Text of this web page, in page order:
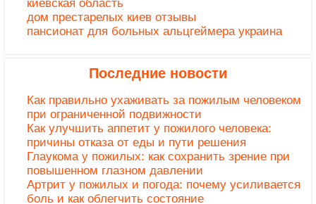
киевская область
дом престарелых киев отзывы
пансионат для больных альцгеймера украина
Последние новости
Как правильно ухаживать за пожилым человеком
при ограниченной подвижности
Как улучшить аппетит у пожилого человека:
причины отказа от еды и пути решения
Глаукома у пожилых: как сохранить зрение при
повышенном глазном давлении
Артрит у пожилых и погода: почему усиливается
боль и как облегчить состояние